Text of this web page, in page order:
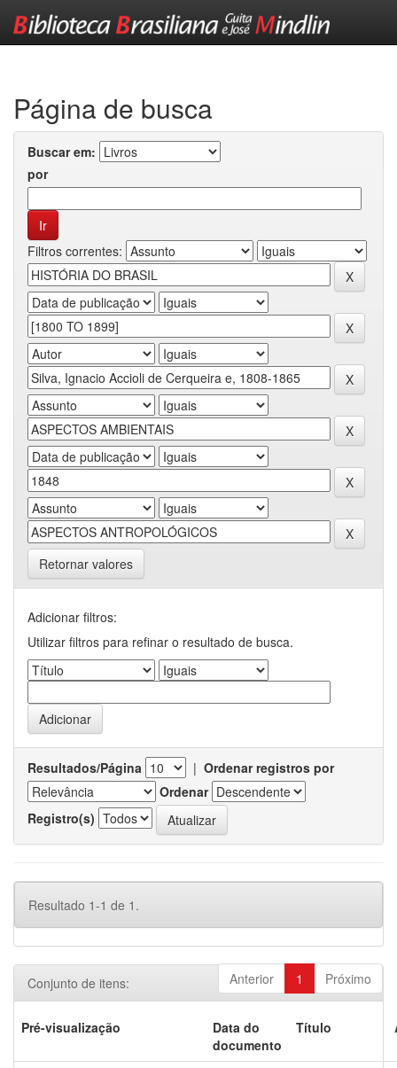
Página de busca
Buscar em:
por
Filtros correntes:
Retornar valores
Adicionar filtros:
Utilizar filtros para refinar o resultado de busca.
Resultados/Página | Ordenar registros por
Ordenar
Registro(s)
Resultado 1-1 de 1.
Anterior 1 Próximo
Conjunto de itens:
Pré-visualização
Data do
documento
Título